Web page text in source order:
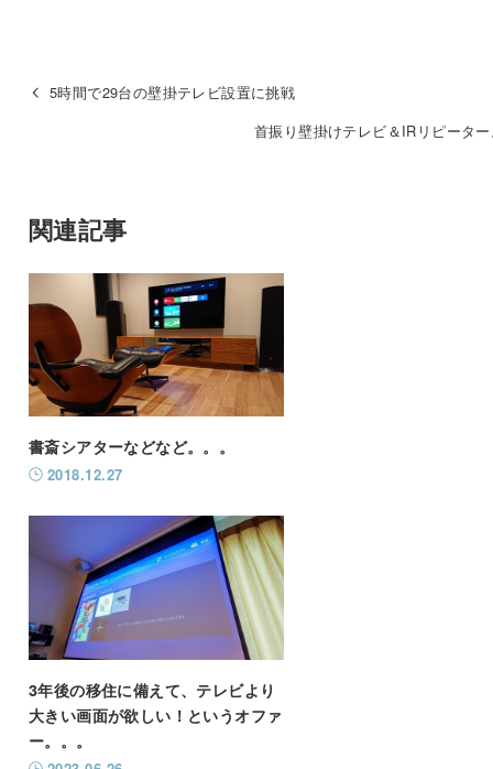
5時間で29台の壁掛テレビ設置に挑戦
首振り壁掛けテレビ＆IRリピータ
関連記事
書斎シアターなどなど。。。
2018.12.27
3年後の移住に備えて、テレビより
大きい画面が欲しい！というオファ
ー。。。